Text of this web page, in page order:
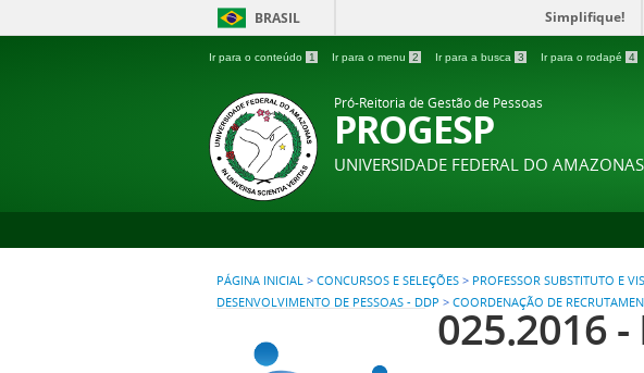
BRASIL Simplifique!
Ir para o conteúdo 1 Ir para o menu 2 Ir para a busca 3 Ir para o rodapé 4
Pró-Reitoria de Gestão de Pessoas
PROGESP
UNIVERSIDADE FEDERAL DO AMAZONAS
PÁGINA INICIAL > CONCURSOS E SELEÇÕES > PROFESSOR SUBSTITUTO E
DESENVOLVIMENTO DE PESSOAS - DDP > COORDENAÇÃO DE
025.2016 -